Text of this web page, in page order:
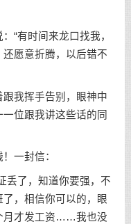
有时间来龙口找我，
愿意折腾，以后错不
我挥手告别，眼神中
位跟我讲这些话的同
一封信：
了，知道你要强，不
，相信你可以的，眼
月才发工资……我也没